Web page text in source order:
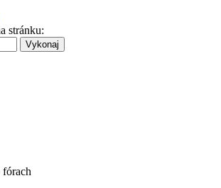
stránku: